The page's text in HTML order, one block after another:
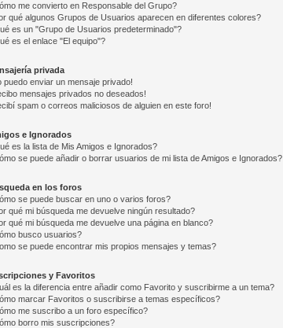
me convierto en Responsable del Grupo?
qué algunos Grupos de Usuarios aparecen en diferentes colores?
es un "Grupo de Usuarios predeterminado"?
es el enlace "El equipo"?
privada
puedo enviar un mensaje privado!
mensajes privados no deseados!
spam o correos maliciosos de alguien en este foro!
e Ignorados
es la lista de Mis Amigos e Ignorados?
se puede añadir o borrar usuarios de mi lista de Amigos e Ignorados?
en los foros
se puede buscar en uno o varios foros?
qué mi búsqueda me devuelve ningún resultado?
qué mi búsqueda me devuelve una página en blanco?
busco usuarios?
se puede encontrar mis propios mensajes y temas?
y Favoritos
es la diferencia entre añadir como Favorito y suscribirme a un tema?
marcar Favoritos o suscribirse a temas específicos?
me suscribo a un foro específico?
borro mis suscripciones?